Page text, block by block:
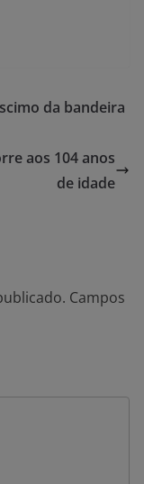
da bandeira
aos 104 anos
de idade
Campos